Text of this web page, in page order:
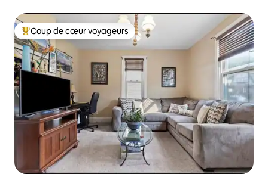
Coups de cœur voyageurs les plus appréciés
Coup de cœur voyageurs